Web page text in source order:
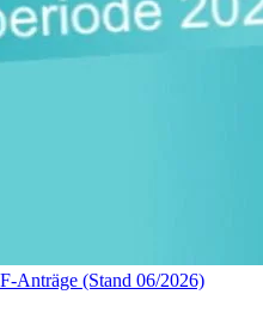
Anträge (Stand 06/2026)